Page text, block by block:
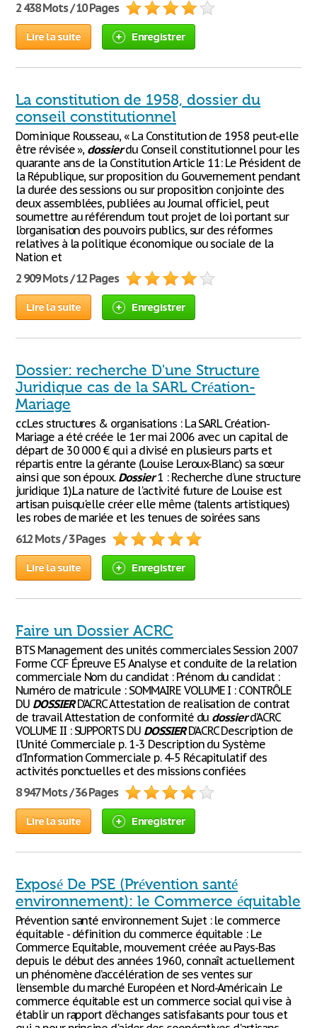
2 438 Mots / 10 Pages
Lire la suite Enregistrer
La constitution de 1958, dossier du
conseil constitutionnel
Dominique Rousseau, « La Constitution de 1958 peut-elle
être révisée », dossierdu Conseil constitutionnel pour les
quarante ans de la Constitution Article 11: Le Président de
la République, sur proposition du Gouvernement pendant
la durée des sessions ou sur proposition conjointe des
deux assemblées, publiées au Journal officiel, peut
soumettre au référendum tout projet de loi portant sur
l’organisation des pouvoirs publics, sur des réformes
relatives à la politique économique ou sociale de la
Nation et
2 909 Mots / 12 Pages
Lire la suite Enregistrer
Dossier: recherche D'une Structure
Juridique cas de la SARL Création-
Mariage
ccLes structures & organisations : La SARL Création-
Mariage a été créée le 1er mai 2006 avec un capital de
départ de 30 000 € qui a divisé en plusieurs parts et
répartis entre la gérante (Louise Leroux-Blanc) sa sœur
ainsi que son époux. Dossier1 : Recherche d'une structure
juridique 1).La nature de l'activité future de Louise est
artisan puisqu'elle créer elle même (talents artistiques)
les robes de mariée et les tenues de soirées sans
612 Mots / 3 Pages
Lire la suite Enregistrer
Faire un Dossier ACRC
BTS Management des unités commerciales Session 2007
Forme CCF Épreuve E5 Analyse et conduite de la relation
commerciale Nom du candidat : Prénom du candidat :
Numéro de matricule : SOMMAIRE VOLUME I : CONTRÔLE
DU DOSSIERD’ACRC Attestation de realisation de contrat
de travail Attestation de conformité du dossierd’ACRC
VOLUME II : SUPPORTS DU DOSSIERD’ACRC Description de
l’Unité Commerciale p. 1-3 Description du Système
d’Information Commerciale p. 4-5 Récapitulatif des
activités ponctuelles et des missions confiées
8 947 Mots / 36 Pages
Lire la suite Enregistrer
Exposé De PSE (Prévention santé
environnement): le Commerce équitable
Prévention santé environnement Sujet : le commerce
équitable - définition du commerce équitable : Le
Commerce Equitable, mouvement créée au Pays-Bas
depuis le début des années 1960, connaît actuellement
un phénomène d’accélération de ses ventes sur
l’ensemble du marché Européen et Nord-Américain .Le
commerce équitable est un commerce social qui vise à
établir un rapport d'échanges satisfaisants pour tous et